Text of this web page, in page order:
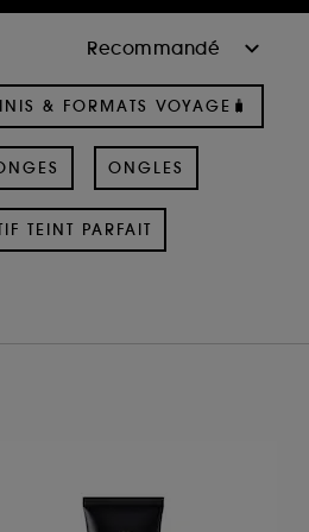
& FORMATS VOYAGE🧳
ONGLES
TEINT PARFAIT